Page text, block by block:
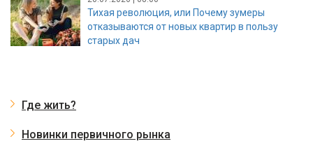
Тихая революция, или Почему зумеры
отказываются от новых квартир в пользу
старых дач
Где жить?
Новинки первичного рынка